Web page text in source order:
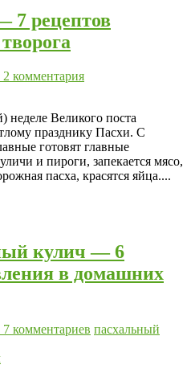
7 рецептов
2 комментария
неделе Великого поста
празднику Пасхи. С
готовят главные
и пироги, запекается мясо,
пасха, красятся яйца....
кулич — 6
в домашних
7 комментариев пасхальный